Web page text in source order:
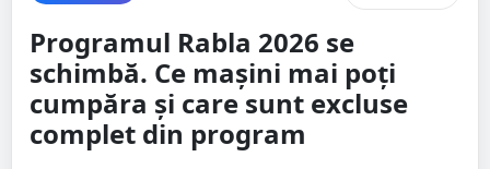
Programul Rabla 2026 se
schimbă. Ce mașini mai poți
cumpăra și care sunt excluse
complet din program